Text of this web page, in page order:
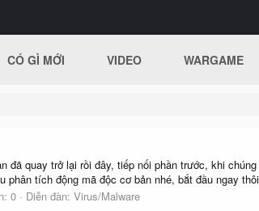
CÓ GÌ MỚI VIDEO WARGAME
đã quay trở lại rồi đây, tiếp nối phần trước, khi
tích động mã độc cơ bản nhé, bắt đầu ngay
0 Diễn đàn: Virus/Malware